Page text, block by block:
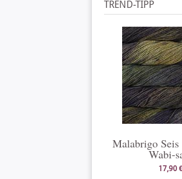
TREND-TIPP
Malabrigo Seis
Wabi-
17,90